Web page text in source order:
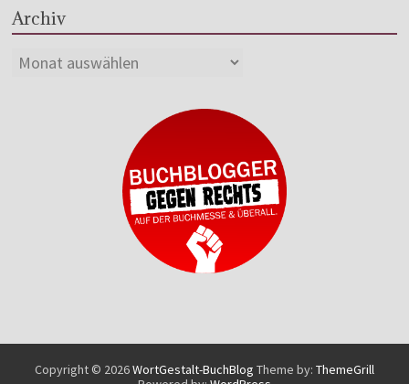
Archiv
Copyright © 2026WortGestalt-BuchBlog Theme by: ThemeGrill